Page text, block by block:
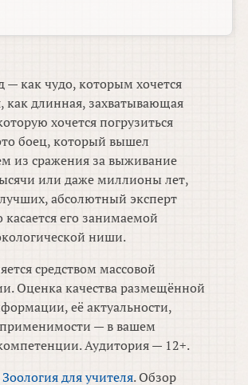
как чудо, которым хочется
как длинная, захватывающая
хочется погрузиться
боец, который вышел
из сражения за выживание
или даже миллионы лет,
абсолютный эксперт
касается его занимаемой
ниши.
средством массовой
Оценка качества размещённой
её актуальности,
— в вашем
Аудитория — 12+.
Зоология для учителя. Обзор